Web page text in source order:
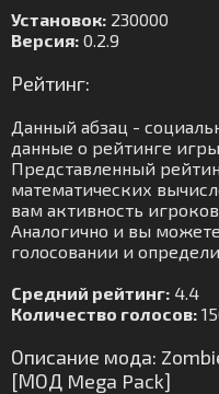
Установок: 230000
Версия: 0.2.9
Рейтинг:
Данный абзац -
данные о рейтинге
Представленный
математических
вам активность
Аналогично и вы
голосовании и
Средний рейтинг: 4.4
Количество голосов:
Описание мода:
[МОД Mega Pack]